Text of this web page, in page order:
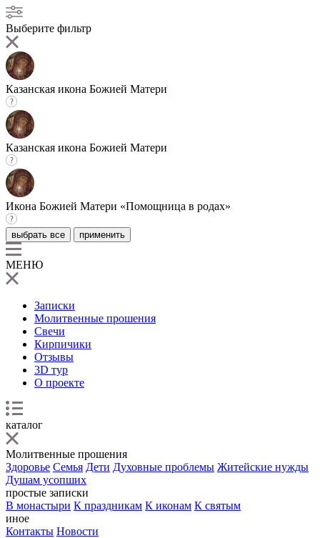
Выберите фильтр
Казанская икона Божией Матери
Казанская икона Божией Матери
Икона Божией Матери «Помощница в родах»
выбрать все применить
МЕНЮ
Записки
Молитвенные прошения
Свечи
Кирпичики
Отзывы
3D тур
О проекте
каталог
Молитвенные прошения
Здоровье Семья Дети Духовные проблемы Житейские нужды
Душам усопших
простые записки
В монастыри К праздникам К иконам К святым
иное
Контакты Новости